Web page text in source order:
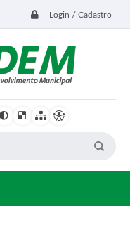
Login / Cadastro